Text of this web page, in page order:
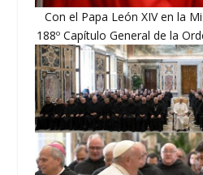
Con el Papa León XIV en la
188º Capítulo General de la